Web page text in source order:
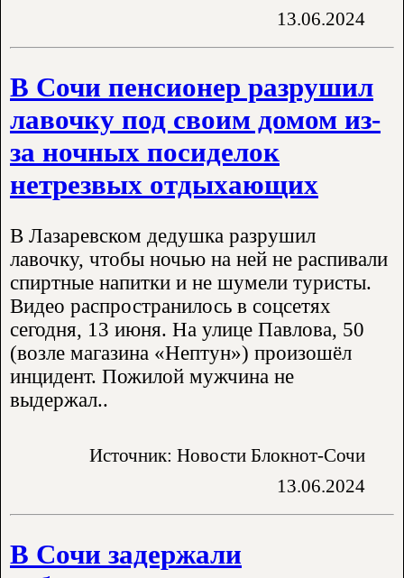
13.06.2024
В Сочи пенсионер разрушил
лавочку под своим домом из-
за ночных посиделок
нетрезвых отдыхающих
В Лазаревском дедушка разрушил
лавочку, чтобы ночью на ней не распивали
спиртные напитки и не шумели туристы.
Видео распространилось в соцсетях
сегодня, 13 июня. На улице Павлова, 50
(возле магазина «Нептун») произошёл
инцидент. Пожилой мужчина не
выдержал..
Источник: Новости Блокнот-Сочи
13.06.2024
В Сочи задержали